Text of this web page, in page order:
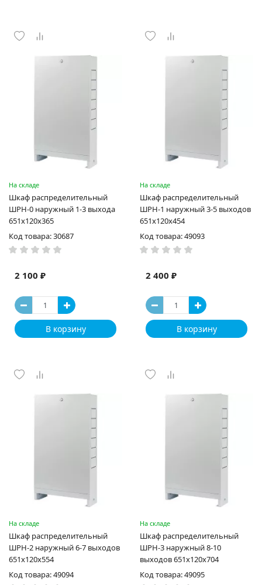
На складе
Шкаф распределительный
ШРН-0 наружный 1-3 выхода
651х120х365
Код товара: 30687
2 100 ₽
В корзину
На складе
Шкаф распределительный
ШРН-1 наружный 3-5 выходов
651х120х454
Код товара: 49093
2 400 ₽
В корзину
На складе
Шкаф распределительный
ШРН-2 наружный 6-7 выходов
651х120х554
Код товара: 49094
На складе
Шкаф распределительный
ШРН-3 наружный 8-10
выходов 651х120х704
Код товара: 49095